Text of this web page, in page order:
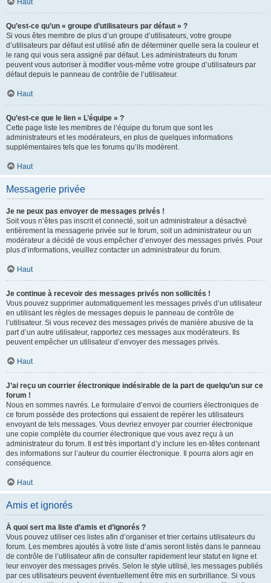
Haut
Qu’est-ce qu’un « groupe d’utilisateurs par défaut » ?
Si vous êtes membre de plus d’un groupe d’utilisateurs, votre groupe
d’utilisateurs par défaut est utilisé afin de déterminer quelle sera la couleur et
le rang qui vous sera assigné par défaut. Les administrateurs du forum
peuvent vous autoriser à modifier vous-même votre groupe d’utilisateurs par
défaut depuis le panneau de contrôle de l’utilisateur.
Haut
Qu’est-ce que le lien « L’équipe » ?
Cette page liste les membres de l’équipe du forum que sont les
administrateurs et les modérateurs, en plus de quelques informations
supplémentaires tels que les forums qu’ils modèrent.
Haut
Messagerie privée
Je ne peux pas envoyer de messages privés !
Soit vous n’êtes pas inscrit et connecté, soit un administrateur a désactivé
entièrement la messagerie privée sur le forum, soit un administrateur ou un
modérateur a décidé de vous empêcher d’envoyer des messages privés. Pour
plus d’informations, veuillez contacter un administrateur du forum.
Haut
Je continue à recevoir des messages privés non sollicités !
Vous pouvez supprimer automatiquement les messages privés d’un utilisateur
en utilisant les règles de messages depuis le panneau de contrôle de
l’utilisateur. Si vous recevez des messages privés de manière abusive de la
part d’un autre utilisateur, rapportez ces messages aux modérateurs. Ils
peuvent empêcher un utilisateur d’envoyer des messages privés.
Haut
J’ai reçu un courrier électronique indésirable de la part de quelqu’un sur ce
forum !
Nous en sommes navrés. Le formulaire d’envoi de courriers électroniques de
ce forum possède des protections qui essaient de repérer les utilisateurs
envoyant de tels messages. Vous devriez envoyer par courrier électronique
une copie complète du courrier électronique que vous avez reçu à un
administrateur du forum. Il est très important d’y inclure les en-têtes contenant
des informations sur l’auteur du courrier électronique. Il pourra alors agir en
conséquence.
Haut
Amis et ignorés
À quoi sert ma liste d’amis et d’ignorés ?
Vous pouvez utiliser ces listes afin d’organiser et trier certains utilisateurs du
forum. Les membres ajoutés à votre liste d’amis seront listés dans le panneau
de contrôle de l’utilisateur afin de consulter rapidement leur statut en ligne et
leur envoyer des messages privés. Selon le style utilisé, les messages publiés
par ces utilisateurs peuvent éventuellement être mis en surbrillance. Si vous